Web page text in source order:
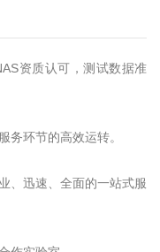
资质认可，测试数据准
务环节的高效运转。
、迅速、全面的一站式服